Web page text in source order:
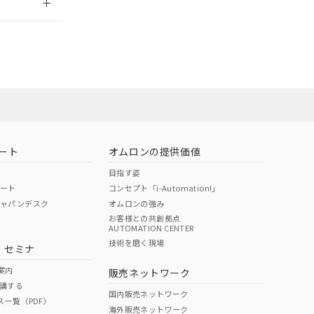
O O
ページへ
ください
ト
ト
パンデスク
セミナ
内
する
覧（PDF）
オムロンの提供価値
目指す姿
コンセプト「i-Automation!」
オムロンの強み
お客様との共創拠点
AUTOMATION CENTER
技術を磨く現場
販売ネットワーク
国内販売ネットワーク
海外販売ネットワーク